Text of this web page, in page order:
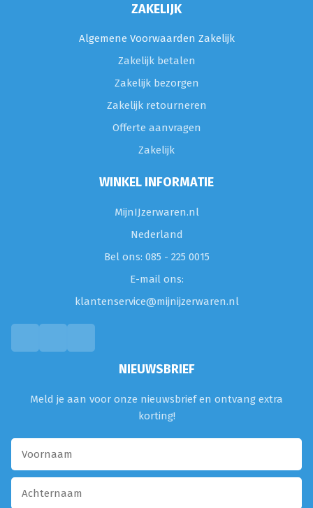
ZAKELIJK
Algemene Voorwaarden Zakelijk
Zakelijk betalen
Zakelijk bezorgen
Zakelijk retourneren
Offerte aanvragen
Zakelijk
WINKEL INFORMATIE
MijnIJzerwaren.nl
Nederland
Bel ons: 085 - 225 0015
E-mail ons:
klantenservice@mijnijzerwaren.nl
NIEUWSBRIEF
Meld je aan voor onze nieuwsbrief en ontvang extra
korting!